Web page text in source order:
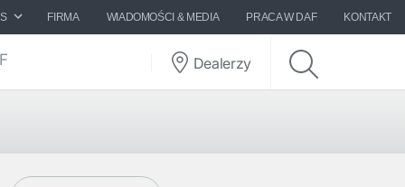
FIRMA WIADOMOŚCI & MEDIA PRACA W DAF KONTAKT
Dealerzy